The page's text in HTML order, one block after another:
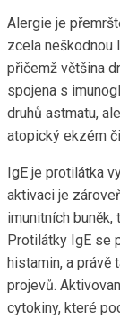
Alergie je
zcela neškodnou
přičemž většina
spojena s
druhů astmatu,
atopický ekzém
IgE je protilátka
aktivaci je
imunitních buněk,
Protilátky IgE se
histamin, a právě
projevů.
cytokiny, které